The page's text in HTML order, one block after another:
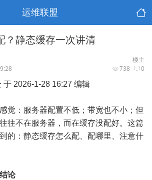
运维联盟
？静态缓存一次讲清
楼主
738 0
于 2026-1-28 16:27 编辑
觉：服务器配置不低；带宽也不小；但
往不在服务器，而在缓存没配好。这篇
的：静态缓存怎么配、配哪里、注意什
论